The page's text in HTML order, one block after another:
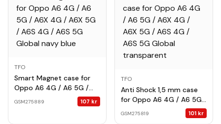
TFO
Smart Magnet case for
Oppo A6 4G / A6 5G /
A6X 4G / A6X 5G / A6S
4G / A6S 5G Global navy
GSM275889 107 kr
TFO
Anti Shock 1,5 mm case
for Oppo A6 4G / A6 5G /
A6X 4G / A6X 5G / A6S
4G / A6S 5G Global
GSM275819 101 kr